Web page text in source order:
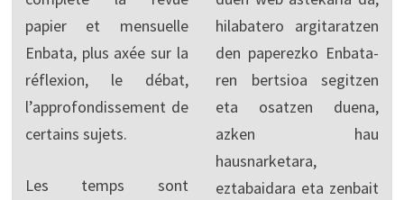
papier et mensuelle
Enbata, plus axée sur la
réflexion, le débat,
l’approfondissement de
certains sujets.
Les temps sont
hilabatero argitaratzen
den paperezko Enbata-
ren bertsioa segitzen
eta osatzen duena,
azken hau
hausnarketara,
eztabaidara eta zenbait